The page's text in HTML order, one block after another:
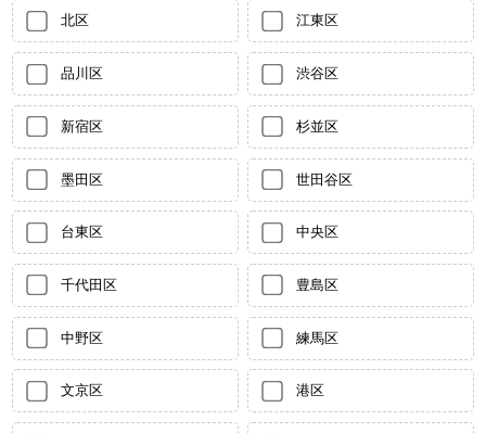
北区 江東区
品川区 渋谷区
新宿区 杉並区
墨田区 世田谷区
台東区 中央区
千代田区 豊島区
中野区 練馬区
文京区 港区